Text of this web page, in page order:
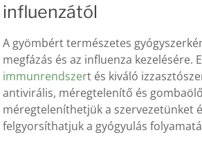
influenzától
A gyömbért természetes
megfázás és az influenza kezelésére.
immunrendszert és kiváló
antivirális, méregtelenítő és
méregteleníthetjük a szervezetünket
felgyorsíthatjuk a gyógyulás